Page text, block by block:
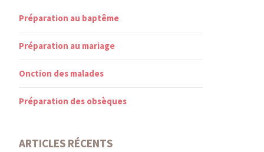
Préparation au baptême
Préparation au mariage
Onction des malades
Préparation des obsèques
ARTICLES RÉCENTS